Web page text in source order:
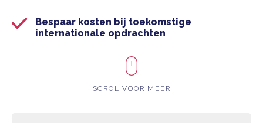
Bespaar kosten bij toekomstige
internationale opdrachten
SCROL VOOR MEER